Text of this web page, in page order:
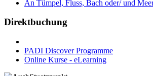
An Tümpel, Fluss, Bach oder/ und
Direktbuchung
PADI Discover Programme
Online Kurse - eLearning